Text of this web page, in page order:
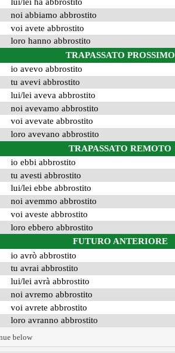
noi abbiamo abbrostito
voi avete abbrostito
loro hanno abbrostito
TRAPASSATO PROSSIMO
io avevo abbrostito
tu avevi abbrostito
lui/lei aveva abbrostito
noi avevamo abbrostito
voi avevate abbrostito
loro avevano abbrostito
TRAPASSATO REMOTO
io ebbi abbrostito
tu avesti abbrostito
lui/lei ebbe abbrostito
noi avemmo abbrostito
voi aveste abbrostito
loro ebbero abbrostito
FUTURO ANTERIORE
io avrò abbrostito
tu avrai abbrostito
lui/lei avrà abbrostito
noi avremo abbrostito
voi avrete abbrostito
loro avranno abbrostito
below